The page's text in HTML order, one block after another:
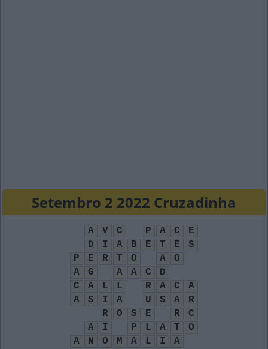
Setembro 2 2022 Cruzadinha
A V C P A C
E
D
I A B E T E
S
P
E R T O A
O
A
G A A C
D
C
A L L R A C
A
A
S I A U S A
R
R
O S E R
C
A
I P L A T
O
A
N O M A L I
A